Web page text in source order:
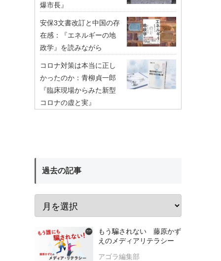
爆市長』
安保3文書改訂と中国の存
在感：『エネルギーの地
政学』を読みながら
コロナ対策は本当に正し
かったのか：青柳貞一郎
『臨床現場からみた新型
コロナの虚と実』
過去の記事
もう騙されない 藤原かず
えのメディアリテラシー
アゴラ編集部